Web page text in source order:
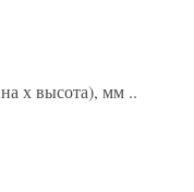
х высота), мм ..